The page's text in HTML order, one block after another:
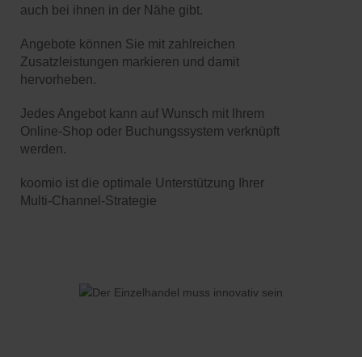
auch bei ihnen in der Nähe gibt.
Angebote können Sie mit zahlreichen
Zusatzleistungen markieren und damit
hervorheben.
Jedes Angebot kann auf Wunsch mit Ihrem
Online-Shop oder Buchungssystem verknüpft
werden.
koomio ist die optimale Unterstützung Ihrer
Multi-Channel-Strategie